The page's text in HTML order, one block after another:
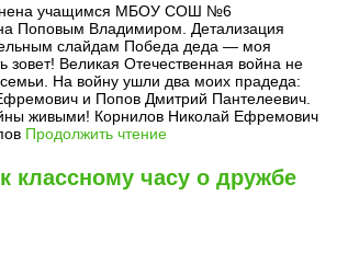
учащимся МБОУ СОШ №6
Поповым Владимиром. Детализация
слайдам Победа деда — моя
зовет! Великая Отечественная война не
На войну ушли два моих прадеда:
и Попов Дмитрий Пантелеевич.
живыми! Корнилов Николай Ефремович
Продолжить чтение
классному часу о дружбе